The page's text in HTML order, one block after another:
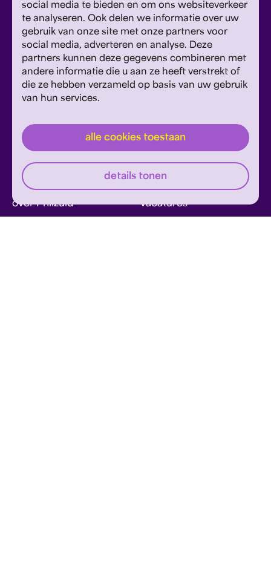
social media te bieden en om ons websiteverkeer
te analyseren. Ook delen we informatie over uw
gebruik van onze site met onze partners voor
social media, adverteren en analyse. Deze
partners kunnen deze gegevens combineren met
andere informatie die u aan ze heeft verstrekt of
die ze hebben verzameld op basis van uw gebruik
van hun services.
alle cookies toestaan
details tonen
Vestiging Eindhoven
Jan van Lieshoutstraat 5, 5611 EE Eindhoven
Vestiging Maastricht
Sint Theresiaplein 11, 6213 CG Maastricht
info@philzuid.nl
over Philzuid vacatures